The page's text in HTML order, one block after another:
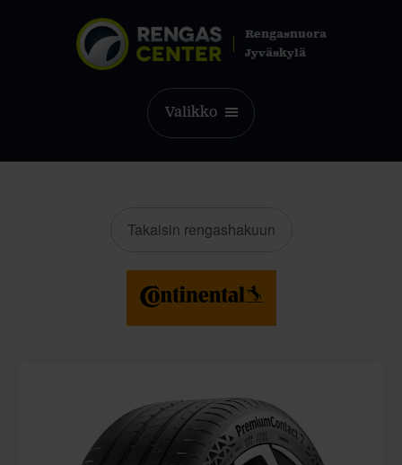
Rengasnuora
Jyväskylä
Valikko
Takaisin rengashakuun